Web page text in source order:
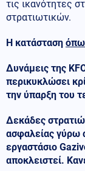
τις ικανότητες
στρατιωτικών.
Η κατάσταση
Δυνάμεις της
περικυκλώσει
την ύπαρξη του
Δεκάδες
ασφαλείας γύρω
εργαστάσιο
αποκλειστεί.